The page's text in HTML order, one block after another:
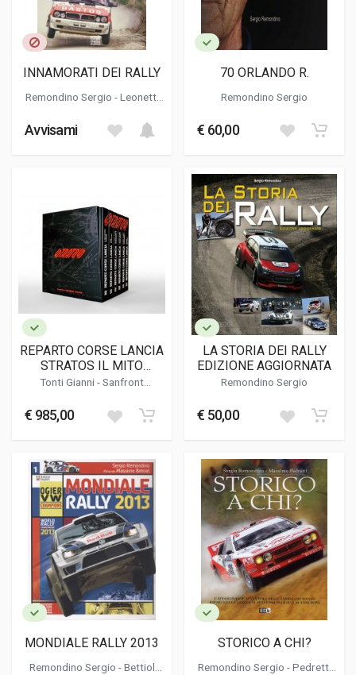
INNAMORATI DEI RALLY
Remondino Sergio - Leonetti
Avvisami
70 ORLANDO R.
Remondino Sergio
€ 60,00
REPARTO CORSE LANCIA
STRATOS IL MITO
DIVENTA LEGGENDA -
Tonti Gianni-Sanfront
€ 985,00
LA STORIA DEI RALLY
EDIZIONE AGGIORNATA
Remondino Sergio
€ 50,00
MONDIALE RALLY 2013
Remondino Sergio -Bettiol
STORICO A CHI?
Remondino Sergio - Pedretti